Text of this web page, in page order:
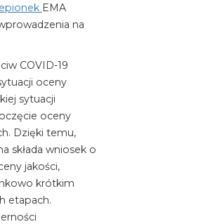
EMA
na
COVID-19
oceny
sytuacji
oceny
Dzięki temu,
składa wniosek o
jakości,
krótkim
etapach.